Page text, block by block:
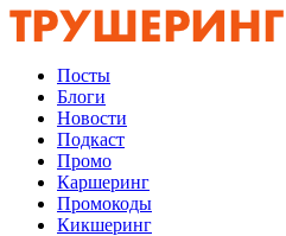
Посты
Блоги
Новости
Подкаст
Промо
Каршеринг
Промокоды
Кикшеринг